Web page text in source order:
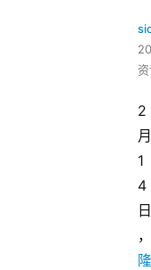
2
月
1
4
日
，
隆